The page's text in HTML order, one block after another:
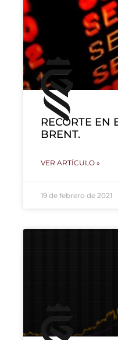
RECORTE EN
BRENT.
VER ARTÍCULO »
19 de febrero de 2021